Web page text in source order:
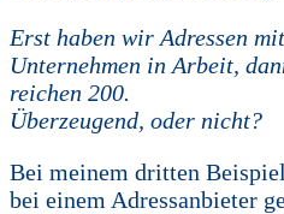
Erst haben wir Adressen
Unternehmen in Arbeit,
reichen 200.
Überzeugend, oder nicht?
Bei meinem dritten
bei einem Adressanbieter